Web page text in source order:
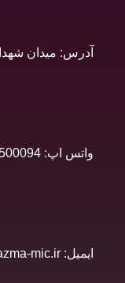
آدرس: میدان شهدا،
واتس اپ: 09909500094
ایمیل: info@negarazma-mic.ir